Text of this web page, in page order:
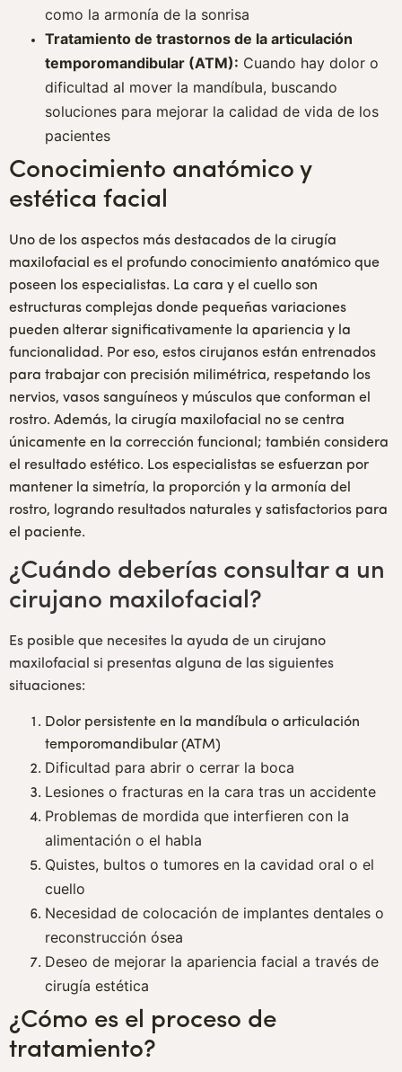
como la armonía de la sonrisa
Tratamiento de trastornos de la articulación
temporomandibular (ATM): Cuando hay dolor o
dificultad al mover la mandíbula, buscando
soluciones para mejorar la calidad de vida de los
pacientes
Conocimiento anatómico y
estética facial
Uno de los aspectos más destacados de la cirugía
maxilofacial es el profundo conocimiento anatómico que
poseen los especialistas. La cara y el cuello son
estructuras complejas donde pequeñas variaciones
pueden alterar significativamente la apariencia y la
funcionalidad. Por eso, estos cirujanos están entrenados
para trabajar con precisión milimétrica, respetando los
nervios, vasos sanguíneos y músculos que conforman el
rostro. Además, la cirugía maxilofacial no se centra
únicamente en la corrección funcional; también considera
el resultado estético. Los especialistas se esfuerzan por
mantener la simetría, la proporción y la armonía del
rostro, logrando resultados naturales y satisfactorios para
el paciente.
¿Cuándo deberías consultar a un
cirujano maxilofacial?
Es posible que necesites la ayuda de un cirujano
maxilofacial si presentas alguna de las siguientes
situaciones:
Dolor persistente en la mandíbula o articulación
temporomandibular (ATM)
Dificultad para abrir o cerrar la boca
Lesiones o fracturas en la cara tras un accidente
Problemas de mordida que interfieren con la
alimentación o el habla
Quistes, bultos o tumores en la cavidad oral o el
cuello
Necesidad de colocación de implantes dentales o
reconstrucción ósea
Deseo de mejorar la apariencia facial a través de
cirugía estética
¿Cómo es el proceso de
tratamiento?